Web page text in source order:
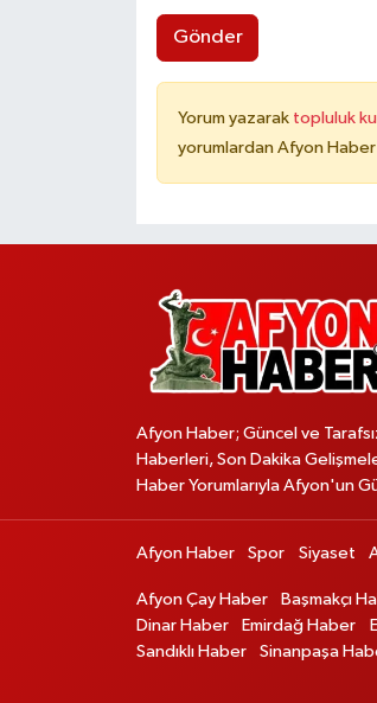
Gönder
Yorum yazarak topluluk
yorumlardan Afyon
Afyon Haber; Güncel ve
Haberleri, Son Dakika
Haber Yorumlarıyla Afyon'un
Afyon Haber Spor Siyaset
Afyon Çay Haber Başmakçı
Dinar Haber
Emirdağ Haber
Sandıklı Haber
Sinanpaşa